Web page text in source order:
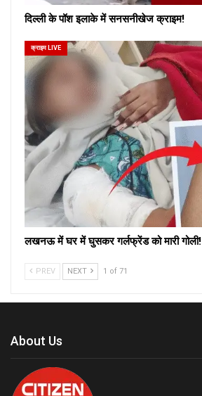
दिल्ली के पॉश इलाके में सनसनीखेज क्राइम!
क्राइम LIVE
लखनऊ में घर में घुसकर गर्लफ्रेंड को मारी गोली!
PREV NEXT 1 of 71
About Us